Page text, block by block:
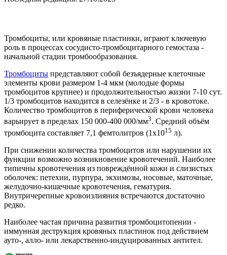
Тромбоциты, или кровяные пластинки, играют ключевую
роль в процессах сосудисто-тромбоцитарного гемостаза -
начальной стадии тромбообразования.
Тромбоциты представляют собой безъядерные клеточные
элементы крови размером 1-4 мкм (молодые формы
тромбоцитов крупнее) и продолжительностью жизни 7-10 сут.
1/3 тромбоцитов находится в селезёнке и 2/3 - в кровотоке.
Количество тромбоцитов в периферической крови человека
варьирует в пределах 150 000-400 000/мм3. Средний объём
тромбоцита составляет 7,1 фемтолитров (1х1015 л).
При снижении количества тромбоцитов или нарушении их
функции возможно возникновение кровотечений. Наиболее
типичны кровотечения из повреждённой кожи и слизистых
оболочек: петехии, пурпура, экхимозы, носовые, маточные,
желудочно-кишечные кровотечения, гематурия.
Внутричерепные кровоизлияния встречаются достаточно
редко.
Наиболее частая причина развития тромбоцитопении -
иммунная деструкция кровяных пластинок под действием
ауто-, алло- или лекарственно-индуцированных антител.